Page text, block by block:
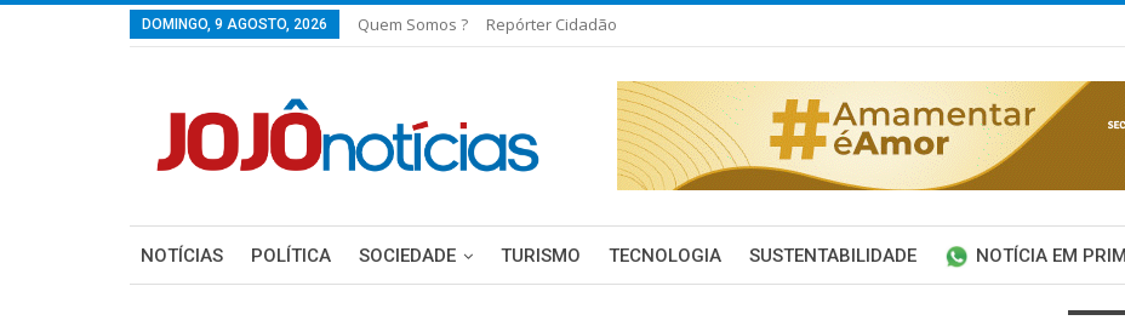
DOMINGO, 9 AGOSTO, 2026 Quem Somos ? Repórter Cidadão
NOTÍCIAS POLÍTICA SOCIEDADE TURISMO TECNOLOGIA SUSTENTABILIDADE NOTÍCIA EM